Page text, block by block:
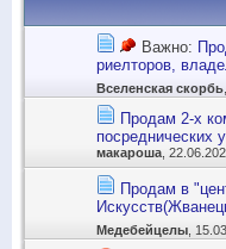
Важно:
риелторов,
Вселенская скорбь
Продам 2-х
посреднических
макароша ,
Продам в
Медебейцелы ,